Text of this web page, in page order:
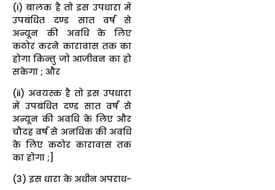
(i) बालक है तो इस उपधारा में
उपबंधित दण्ड सात वर्ष से
अन्यून की अवधि के लिए
कठोर करने कारावास तक का
होगा किन्तु जो आजीवन का हो
सकेगा ; और
(ii) अवयस्क है तो इस उपधारा
में उपबंधित दण्ड सात वर्ष से
अन्यून की अवधि के लिए और
चौदह वर्ष से अनधिक की अवधि
के लिए कठोर कारावास तक
का होगा ;]
(3) इस धारा के अधीन अपराध-